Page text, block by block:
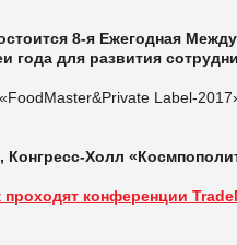
8-я Ежегодная
года для развития
«FoodMaster&Private Label-
Конгресс-Холл
конференции